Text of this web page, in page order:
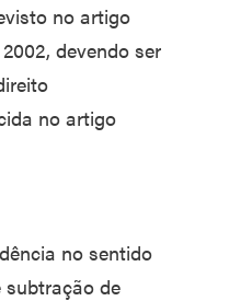
no artigo
devendo ser
no artigo
no sentido
subtração de